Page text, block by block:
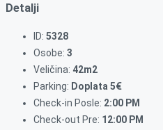
Detalji
ID: 5328
Osobe: 3
Veličina: 42m2
Parking: Doplata 5€
Check-in Posle: 2:00 PM
Check-out Pre: 12:00 PM